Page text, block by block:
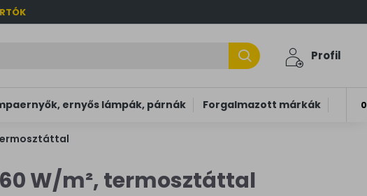
Profil
ernyős lámpák, párnák Forgalmazott márkák
W/m², termosztáttal